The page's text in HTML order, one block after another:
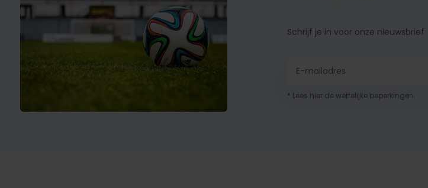
Schrijf je in voor onze nieuwsbrief
* Lees hier de wettelijke beperkingen